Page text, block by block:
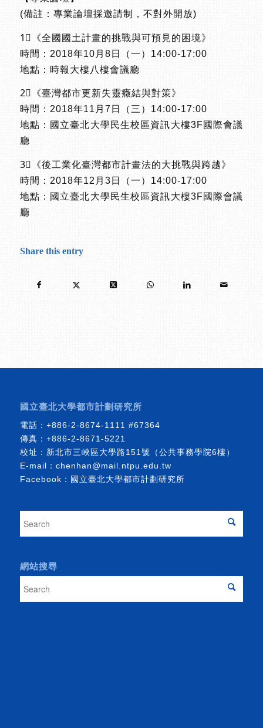
(備註：專業論壇採邀請制，不對外開放)
1⃣《全國國土計畫的挑戰與可預見的困境》
時間：2018年10月8日（一）14:00-17:00
地點：時報大樓八樓會議廳
2⃣️《臺灣都市更新失靈癥結與對策》
時間：2018年11月7日（三）14:00-17:00
地點：國立臺北大學民生校區資訊大樓3F國際會議
廳
3⃣《後工業化臺灣都市計畫法的大挑戰與跨越》
時間：2018年12月3日（一）14:00-17:00
地點：國立臺北大學民生校區資訊大樓3F國際會議
廳
Share this entry
國立臺北大學都市計劃研究所
電話： +886-2-8674-1111 #67364
傳真：+886-2-8671-5221
校址：新北市三峽區大學路151號（公共事務學院6樓）
E-mail： chenhan@mail.ntpu.edu.tw
Facebook： 國立臺北大學都市計劃研究所
網站搜尋